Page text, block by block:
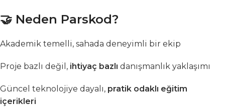
🤝 Neden Parskod?
Akademik temelli, sahada deneyimli bir ekip
Proje bazlı değil, ihtiyaç bazlı danışmanlık yaklaşımı
Güncel teknolojiye dayalı, pratik odaklı eğitim
içerikleri